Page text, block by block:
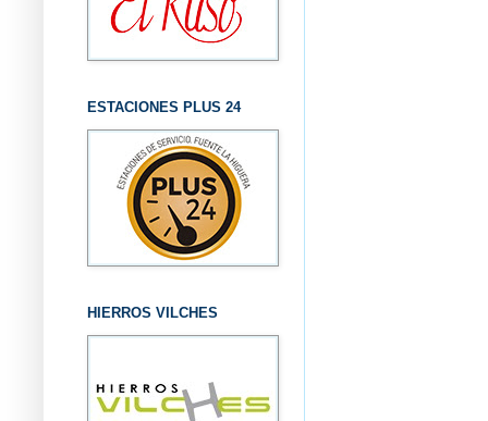
ESTACIONES PLUS 24
HIERROS VILCHES